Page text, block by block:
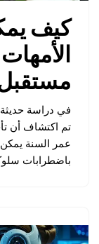
كيف
في دراسة حديثة
تم اكتشاف أن
عمر السنة
باضطرابات